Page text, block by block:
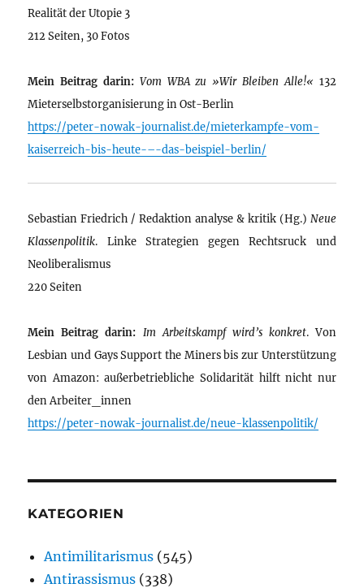
Realität der Utopie 3
212 Seiten, 30 Fotos
Mein Beitrag darin: Vom WBA zu »Wir Bleiben Alle!« 132
Mieterselbstorganisierung in Ost-Berlin
https://peter-nowak-journalist.de/mieterkampfe-vom-
kaiserreich-bis-heute-–-das-beispiel-berlin/
Sebastian Friedrich / Redaktion analyse & kritik (Hg.) Neue
Klassenpolitik. Linke Strategien gegen Rechtsruck und
Neoliberalismus
220 Seiten
Mein Beitrag darin: Im Arbeitskampf wird’s konkret. Von
Lesbian und Gays Support the Miners bis zur Unterstützung
von Amazon: außerbetriebliche Solidarität hilft nicht nur
den Arbeiter_innen
https://peter-nowak-journalist.de/neue-klassenpolitik/
KATEGORIEN
Antimilitarismus (545)
Antirassismus (338)